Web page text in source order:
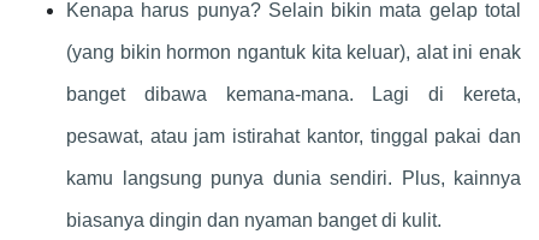
Kenapa harus punya? Selain bikin mata gelap total
(yang bikin hormon ngantuk kita keluar), alat ini enak
banget dibawa kemana-mana. Lagi di kereta,
pesawat, atau jam istirahat kantor, tinggal pakai dan
kamu langsung punya dunia sendiri. Plus, kainnya
biasanya dingin dan nyaman banget di kulit.